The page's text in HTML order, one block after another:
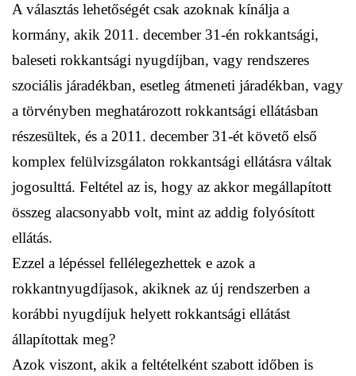
A választás lehetőségét csak azoknak kínálja a
kormány, akik 2011. december 31-én rokkantsági,
baleseti rokkantsági nyugdíjban, vagy rendszeres
szociális járadékban, esetleg átmeneti járadékban, vagy
a törvényben meghatározott rokkantsági ellátásban
részesültek, és a 2011. december 31-ét követő első
komplex felülvizsgálaton rokkantsági ellátásra váltak
jogosulttá. Feltétel az is, hogy az akkor megállapított
összeg alacsonyabb volt, mint az addig folyósított
ellátás.
Ezzel a lépéssel fellélegezhettek e azok a
rokkantnyugdíjasok, akiknek az új rendszerben a
korábbi nyugdíjuk helyett rokkantsági ellátást
állapítottak meg?
Azok viszont, akik a feltételként szabott időben is